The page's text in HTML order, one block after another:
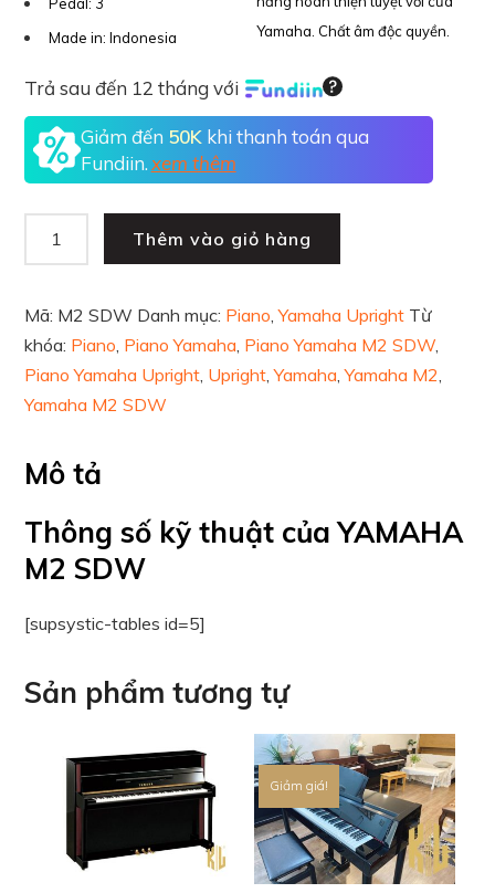
Pedal: 3
Made in: Indonesia
Yamaha. Chất âm độc quyền.
Trả sau đến 12 tháng với
Giảm đến 50K khi thanh toán qua
Fundiin. xem thêm
Thêm vào giỏ hàng
Mã: M2 SDW Danh mục: Piano,Yamaha Upright Từ
khóa: Piano, Piano Yamaha, Piano Yamaha M2 SDW,
Piano Yamaha Upright, Upright,Yamaha,Yamaha M2,
Yamaha M2 SDW
Mô tả
Thông số kỹ thuật của YAMAHA
M2 SDW
[supsystic-tables id=5]
Sản phẩm tương tự
Giảm giá!